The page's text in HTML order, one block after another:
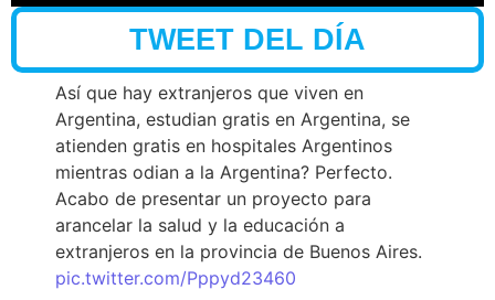
TWEET DEL DÍA
Así que hay extranjeros que viven en
Argentina, estudian gratis en Argentina, se
atienden gratis en hospitales Argentinos
mientras odian a la Argentina? Perfecto.
Acabo de presentar un proyecto para
arancelar la salud y la educación a
extranjeros en la provincia de Buenos Aires.
pic.twitter.com/Pppyd23460